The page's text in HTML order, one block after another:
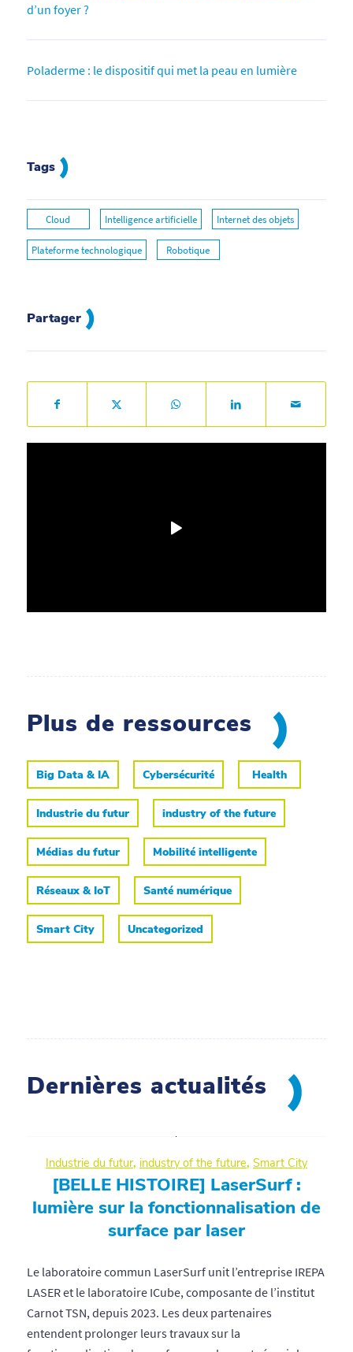
d’un foyer ?
Poladerme : le dispositif qui met la peau en lumière
Tags
Cloud Intelligence artificielle Internet des objets
Plateforme technologique Robotique
Partager
Plus de ressources
Big Data & IA Cybersécurité Health
Industrie du futur industry of the future
Médias du futur Mobilité intelligente
Réseaux & IoT Santé numérique
Smart City Uncategorized
Dernières actualités
Industrie du futur, industry of the future, Smart City
[BELLE HISTOIRE] LaserSurf :
lumière sur la fonctionnalisation de
surface par laser
Le laboratoire commun LaserSurf unit l’entreprise IREPA
LASER et le laboratoire ICube, composante de l’institut
Carnot TSN, depuis 2023. Les deux partenaires
entendent prolonger leurs travaux sur la